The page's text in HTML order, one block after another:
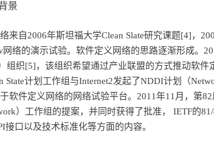
景
来自2006年斯坦福大学Clean Slate研究课题[4]，
网络的演示试验。软件定义网络的思路逐渐形成。
组织[5]，该组织希望通过产业联盟的方式推动软件
State计划工作组与Internet2发起了NDDI计划（
软件定义网络的网络试验平台。2011年11月，第
）工作组的提案，并同时获得了批准， IETF的
接口以及技术标准化等方面的内容。